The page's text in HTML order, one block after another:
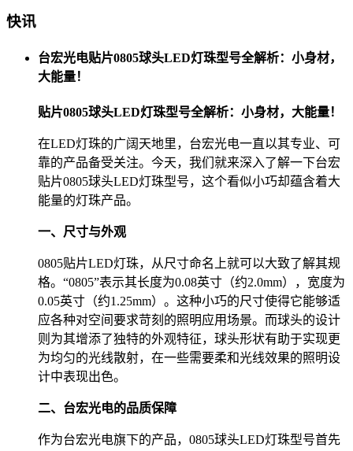
快讯
台宏光电贴片0805球头LED灯珠型号全解析：小身材，
大能量！
贴片0805球头LED灯珠型号全解析：小身材，大能量！
在LED灯珠的广阔天地里，台宏光电一直以其专业、可
靠的产品备受关注。今天，我们就来深入了解一下台宏
贴片0805球头LED灯珠型号，这个看似小巧却蕴含着大
能量的灯珠产品。
一、尺寸与外观
0805贴片LED灯珠，从尺寸命名上就可以大致了解其规
格。“0805”表示其长度为0.08英寸（约2.0mm），宽度为
0.05英寸（约1.25mm）。这种小巧的尺寸使得它能够适
应各种对空间要求苛刻的照明应用场景。而球头的设计
则为其增添了独特的外观特征，球头形状有助于实现更
为均匀的光线散射，在一些需要柔和光线效果的照明设
计中表现出色。
二、台宏光电的品质保障
作为台宏光电旗下的产品，0805球头LED灯珠型号首先